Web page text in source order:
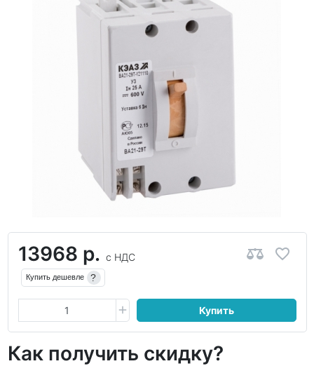
13968 р. с НДС
Купить дешевле ?
Купить
Как получить скидку?